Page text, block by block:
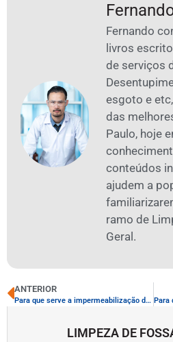
Fernando
livros
de serviços
esgoto e
das
Paulo, hoje
conteúdos
ajudem a
ramo de
Geral.
ANTERIOR
Para que serve a impermeabilização de fossas
LIMPEZA DE